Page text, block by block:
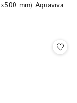
mm) Aquaviva